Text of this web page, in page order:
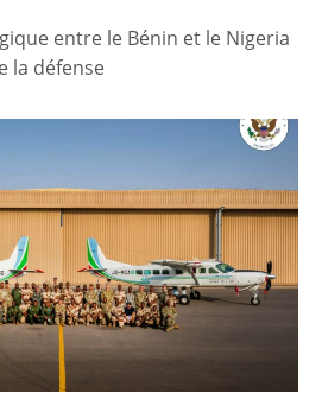
entre le Bénin et le Nigeria
la défense